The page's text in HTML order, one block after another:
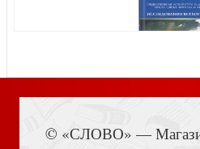
Письма
© «СЛОВО» —